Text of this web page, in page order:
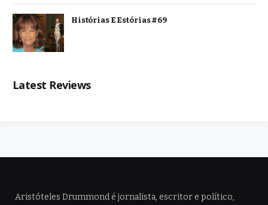
Histórias E Estórias #69
Latest Reviews
Aristóteles Drummond é jornalista, escritor e político,